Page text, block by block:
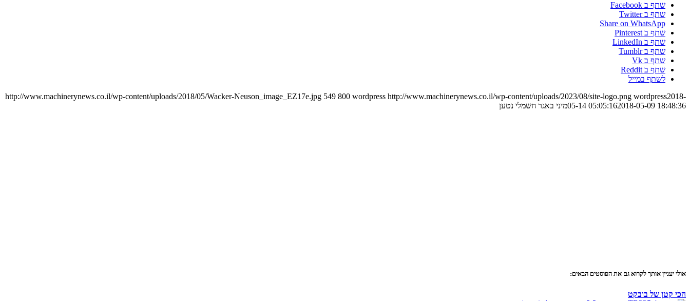
שתף ב Facebook
שתף ב Twitter
Share on WhatsApp
שתף ב Pinterest
שתף ב LinkedIn
שתף ב Tumblr
שתף ב Vk
שתף ב Reddit
לשתף במייל
http://www.machinerynews.co.il/wp-content/uploads/2018/05/Wacker-Neuson_image_EZ17e.jpg 549 800 wordpress http://www.machinerynews.co.il/wp-content/uploads/2023/08/site-logo.png wordpress2018-
05-14 05:05:162018-05-09 18:48:36 מיני באגר חשמלי נטען
אולי יעניין אותך לקרוא גם את הפוסטים הבאים:
הכי קטן של בובקט